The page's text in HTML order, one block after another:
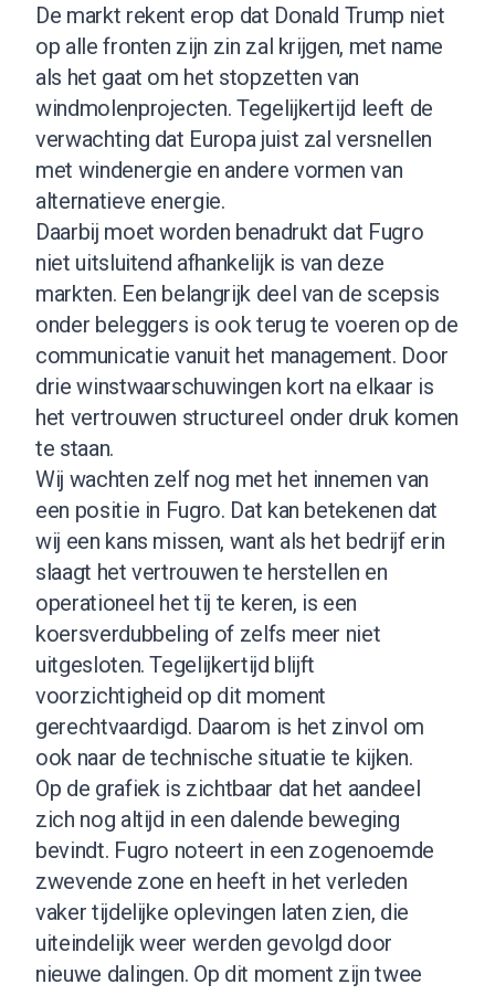
De markt rekent erop dat Donald Trump niet
op alle fronten zijn zin zal krijgen, met name
als het gaat om het stopzetten van
windmolenprojecten. Tegelijkertijd leeft de
verwachting dat Europa juist zal versnellen
met windenergie en andere vormen van
alternatieve energie.
Daarbij moet worden benadrukt dat Fugro
niet uitsluitend afhankelijk is van deze
markten. Een belangrijk deel van de scepsis
onder beleggers is ook terug te voeren op de
communicatie vanuit het management. Door
drie winstwaarschuwingen kort na elkaar is
het vertrouwen structureel onder druk komen
te staan.
Wij wachten zelf nog met het innemen van
een positie in Fugro. Dat kan betekenen dat
wij een kans missen, want als het bedrijf erin
slaagt het vertrouwen te herstellen en
operationeel het tij te keren, is een
koersverdubbeling of zelfs meer niet
uitgesloten. Tegelijkertijd blijft
voorzichtigheid op dit moment
gerechtvaardigd. Daarom is het zinvol om
ook naar de technische situatie te kijken.
Op de grafiek is zichtbaar dat het aandeel
zich nog altijd in een dalende beweging
bevindt. Fugro noteert in een zogenoemde
zwevende zone en heeft in het verleden
vaker tijdelijke oplevingen laten zien, die
uiteindelijk weer werden gevolgd door
nieuwe dalingen. Op dit moment zijn twee